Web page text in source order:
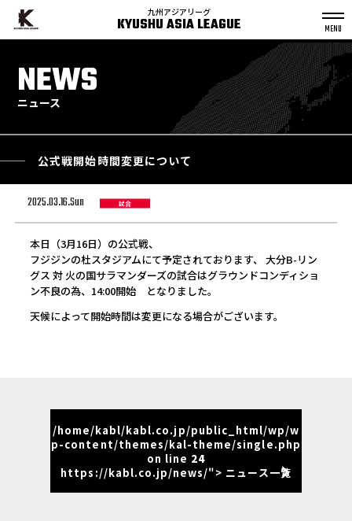
九州アジアリーグ
KYUSHU ASIA LEAGUE
NEWS
ニュース
公式戦開始時間変更について
2025.03.16.Sun 試合
本日（3月16日）の公式戦、
フジジンの杜スタジアムにて予定されております、 大分B-リン
グス 対 火の国サラマンダーズの試合はグラウンドコンディショ
ン不良の為、14:00開始 となりました。
天候によって開始時間は変更になる場合がございます。
/home/kabl/kabl.co.jp/public_html/wp/w
p-content/themes/kal-theme/single.php
on line 24
https://kabl.co.jp/news/"> ニュース一覧